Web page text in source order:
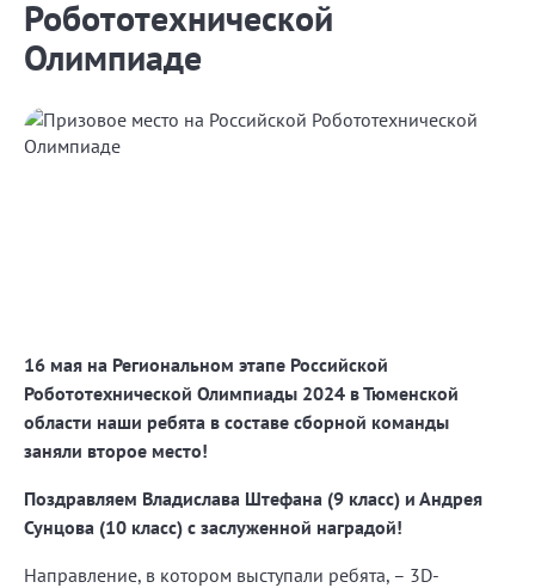
Робототехнической
Олимпиаде
16 мая на Региональном этапе Российской
Робототехнической Олимпиады 2024 в Тюменской
области наши ребята в составе сборной команды
заняли второе место!
Поздравляем Владислава Штефана (9 класс) и Андрея
Сунцова (10 класс) с заслуженной наградой!
Направление, в котором выступали ребята, – 3D-